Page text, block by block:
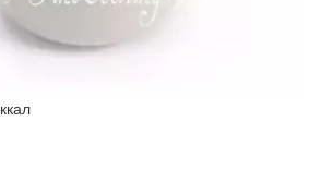
ккал